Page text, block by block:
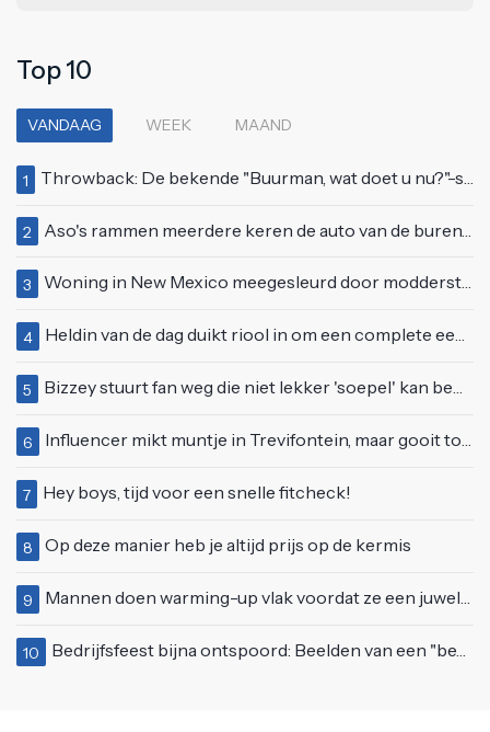
Top 10
VANDAAG WEEK MAAND
1 Throwback: De bekende "Buurman, wat doet u nu?"-scène uit Flodder met Tatjana Šimić
2 Aso's rammen meerdere keren de auto van de buren, maar doen alsof er niets gebeurd is
3 Woning in New Mexico meegesleurd door modderstroom
4 Heldin van de dag duikt riool in om een complete eendenfamilie te redden
5 Bizzey stuurt fan weg die niet lekker 'soepel' kan bewegen op podium
6 Influencer mikt muntje in Trevifontein, maar gooit toerist bijna knock-out
7 Hey boys, tijd voor een snelle fitcheck!
8 Op deze manier heb je altijd prijs op de kermis
9 Mannen doen warming-up vlak voordat ze een juwelierszaak in Rhenen overvallen
10 Bedrijfsfeest bijna ontspoord: Beelden van een "bezopen Tino Martin" gaan viraal